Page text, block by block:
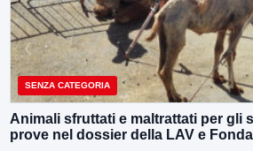
SENZA CATEGORIA
Animali sfruttati e maltrattati per gli
prove nel dossier della LAV e